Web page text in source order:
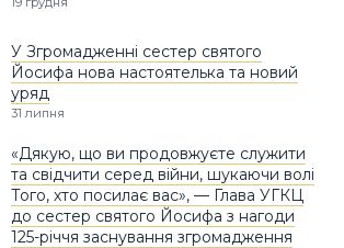
У Згромадженні сестер святого
Йосифа нова настоятелька та новий
уряд
31 липня
«Дякую, що ви продовжуєте служити
та свідчити серед війни, шукаючи волі
Того, хто посилає вас», — Глава УГКЦ
до сестер святого Йосифа з нагоди
125-річчя заснування згромадження